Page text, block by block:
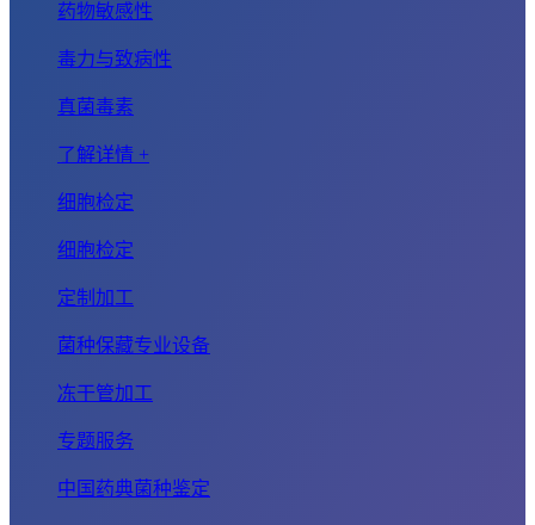
药物敏感性
毒力与致病性
真菌毒素
了解详情 +
细胞检定
细胞检定
定制加工
菌种保藏专业设备
冻干管加工
专题服务
中国药典菌种鉴定